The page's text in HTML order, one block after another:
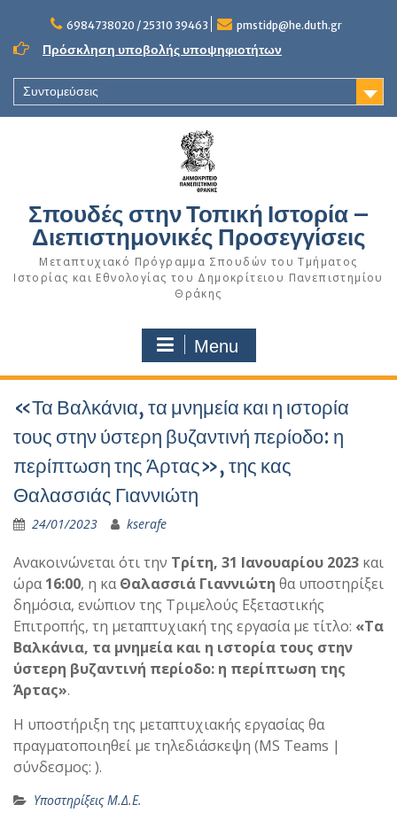
content
6984738020 / 25310 39463 pmstidp@he.duth.gr
Πρόσκληση υποβολής υποψηφιοτήτων
Συντομεύσεις
Σπουδές στην Τοπική Ιστορία –
Διεπιστημονικές Προσεγγίσεις
Μεταπτυχιακό Πρόγραμμα Σπουδών του Τμήματος
Ιστορίας και Εθνολογίας του Δημοκρίτειου Πανεπιστημίου
Θράκης
Menu
«Τα Βαλκάνια, τα μνημεία και η ιστορία
τους στην ύστερη βυζαντινή περίοδο: η
περίπτωση της Άρτας», της κας
Θαλασσιάς Γιαννιώτη
24/01/2023 kserafe
Ανακοινώνεται ότι την Τρίτη, 31 Ιανουαρίου 2023 και
ώρα16:00, η καΘαλασσιά Γιαννιώτη θα υποστηρίξει
δημόσια, ενώπιον της Τριμελούς Εξεταστικής
Επιτροπής, τη μεταπτυχιακή της εργασία με τίτλο: «Τα
Βαλκάνια, τα μνημεία και η ιστορία τους στην
ύστερη βυζαντινή περίοδο: η περίπτωση της
Άρτας».
Η υποστήριξη της μεταπτυχιακής εργασίας θα
πραγματοποιηθεί με τηλεδιάσκεψη (MS Teams |
σύνδεσμος: ).
Υποστηρίξεις Μ.Δ.Ε.